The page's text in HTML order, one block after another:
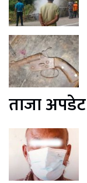
ताजा अपडेट